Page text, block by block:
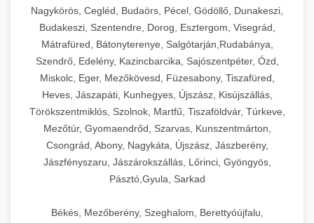
chef-iparikonyhagepek.hu
élelmiszer-előkészítéshez. Különböző reszelési
méretek különböző alkalmazásokhoz.
chef-iparikonyhagepek.hu
kereskedelmi sajtreszelő
🍳 28. Nagykonyhai
Berendezések
+
Teljes körű nagykonyhai berendezések és
professzionális vendéglátóipari kellékek.
Minden, ami szükséges éttermi és catering
műveletekhez.
chef-iparikonyhagepek.hu
kereskedelmi konyhai megoldások
Nagykörös, Cegléd, Budaörs, Pécel, Gödöllő, Dunakeszi,
Budakeszi, Szentendre, Dorog, Esztergom, Visegrád,
Mátrafüred, Bátonyterenye, Salgótarján,Rudabánya,
Szendrő, Edelény, Kazincbarcika, Sajószentpéter, Ózd,
Miskolc, Eger, Mezőkövesd, Füzesabony, Tiszafüred,
Heves, Jászapáti, Kunhegyes, Újszász, Kisújszállás,
Törökszentmiklós, Szolnok, Martfű, Tiszaföldvár, Túrkeve,
Mezőtúr, Gyomaendrőd, Szarvas, Kunszentmárton,
Csongrád, Abony, Nagykáta, Újszász, Jászberény,
Jászfényszaru, Jászárokszállás, Lőrinci, Gyöngyös,
Pásztó,Gyula, Sarkad
Békés, Mezőberény, Szeghalom, Berettyóújfalu,